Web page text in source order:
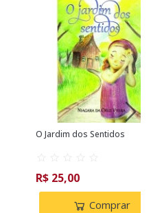
O Jardim dos Sentidos
R$ 25,00
Comprar